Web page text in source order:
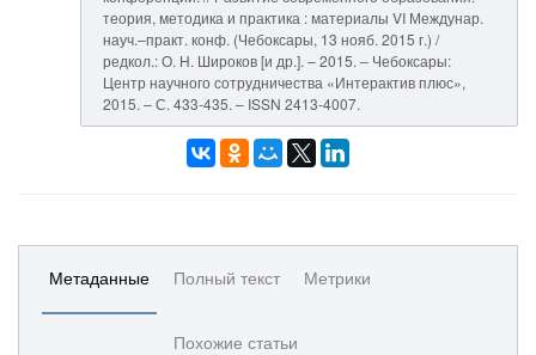
теория, методика и практика : материалы VI Междунар.
науч.–практ. конф. (Чебоксары, 13 нояб. 2015 г.) /
редкол.: О. Н. Широков [и др.]. – 2015. – Чебоксары:
Центр научного сотрудничества «Интерактив плюс»,
2015. – С. 433-435. – ISSN 2413-4007.
Метаданные Полный текст Метрики
Похожие статьи